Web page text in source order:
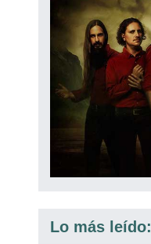
Lo más leído: